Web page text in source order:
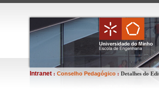
Intranet : Conselho Pedagógico : Detalhes do